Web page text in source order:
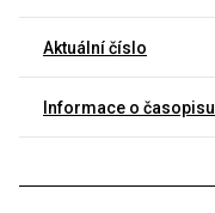
Aktuální číslo
Informace o časopisu